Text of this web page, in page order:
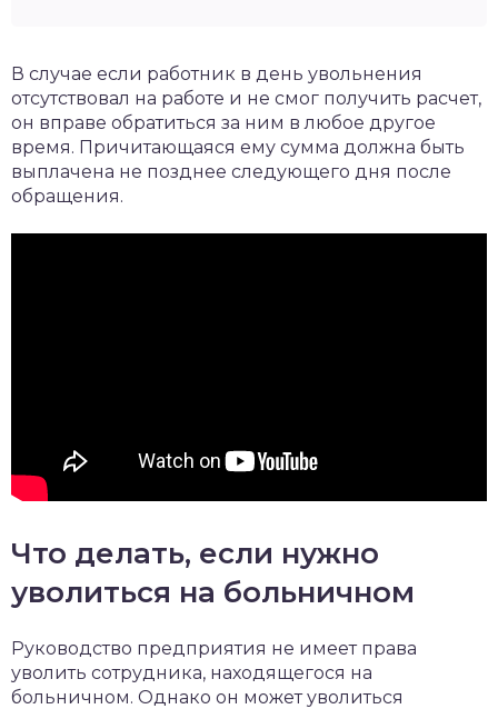
В случае если работник в день увольнения
отсутствовал на работе и не смог получить расчет,
он вправе обратиться за ним в любое другое
время. Причитающаяся ему сумма должна быть
выплачена не позднее следующего дня после
обращения.
Что делать, если нужно
уволиться на больничном
Руководство предприятия не имеет права
уволить сотрудника, находящегося на
больничном. Однако он может уволиться